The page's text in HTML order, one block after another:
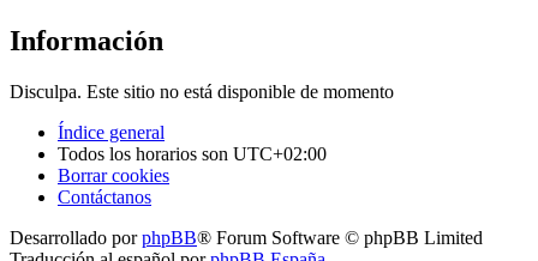
Información
Disculpa. Este sitio no está disponible de momento
Índice general
Todos los horarios son UTC+02:00
Borrar cookies
Contáctanos
Desarrollado porphpBB® Forum Software © phpBB Limited